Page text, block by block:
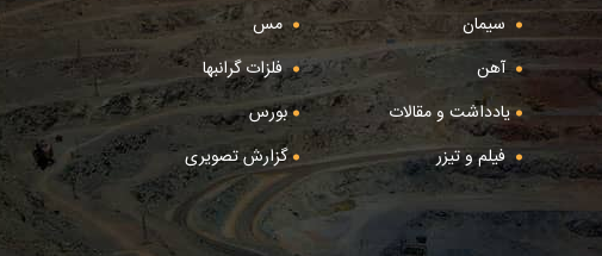
سیمان
مس
آهن
فلزات گرانبها
یادداشت و مقالات
بورس
فیلم و تیزر
گزارش تصویری